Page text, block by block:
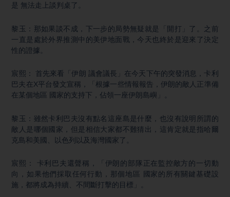
是 無法走上談判桌了。
黎玉：那如果談不成，下一步的局勢無疑就是「開打」了。之前
一直是處於外界推測中的美伊地面戰，今天也終於是迎來了決定
性的證據。
宸熙： 首先來看「伊朗 議會議長」在今天下午的突發消息，卡利
巴夫在X平台發文宣稱，「根據一些情報報告，伊朗的敵人正準備
在某個地區 國家的支持下，佔領一座伊朗島嶼」。
黎玉：雖然卡利巴夫沒有點名這座島是什麼，也沒有說明所謂的
敵人是哪個國家，但是相信大家都不難猜出，這肯定就是指哈爾
克島和美國、以色列以及海灣國家了。
宸熙： 卡利巴夫還聲稱，「伊朗的部隊正在監控敵方的一切動
向，如果他們採取任何行動，那個地區 國家的所有關鍵基礎設
施，都將成為持續、不間斷打擊的目標」。